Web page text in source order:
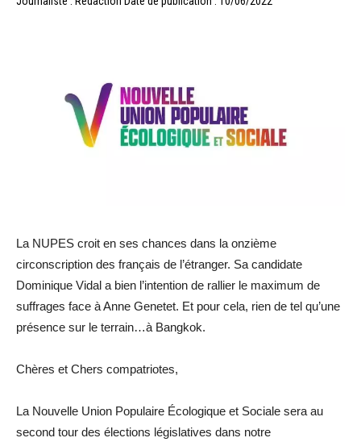
La NUPES croit en ses chances dans la onzième
circonscription des français de l’étranger. Sa candidate
Dominique Vidal a bien l’intention de rallier le maximum de
suffrages face à Anne Genetet. Et pour cela, rien de tel qu’une
présence sur le terrain…à Bangkok.
Chères et Chers compatriotes,
La Nouvelle Union Populaire Écologique et Sociale sera au
second tour des élections législatives dans notre